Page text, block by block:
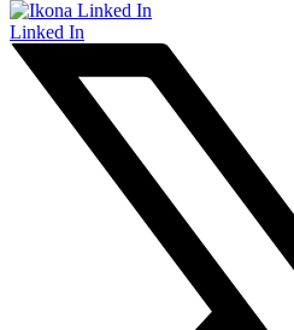
Linked In